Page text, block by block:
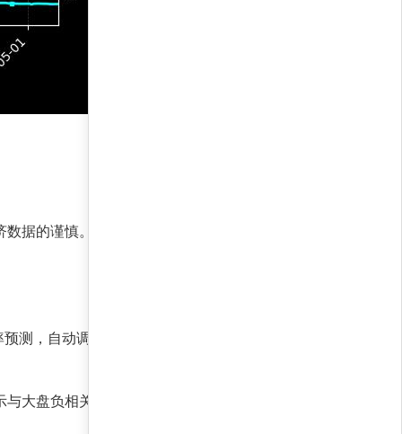
据的谨慎。持仓力量对比显示，黄金占比提
测，自动调整头寸规模，以非线性的方式优化
大盘负相关，提供有效对冲；夏普比率达